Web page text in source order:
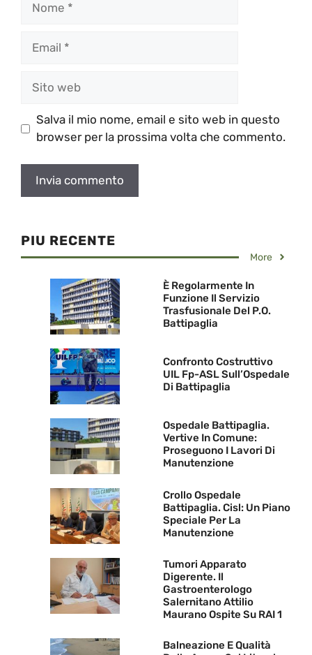
Salva il mio nome, email e sito web in questo
browser per la prossima volta che commento.
PIU RECENTE
More
È Regolarmente In
Funzione Il Servizio
Trasfusionale Del P.O.
Battipaglia
Confronto Costruttivo
UIL Fp-ASL Sull’Ospedale
Di Battipaglia
Ospedale Battipaglia.
Vertive In Comune:
Proseguono I Lavori Di
Manutenzione
Crollo Ospedale
Battipaglia. Cisl: Un Piano
Speciale Per La
Manutenzione
Tumori Apparato
Digerente. Il
Gastroenterologo
Salernitano Attilio
Maurano Ospite Su RAI 1
Balneazione E Qualità